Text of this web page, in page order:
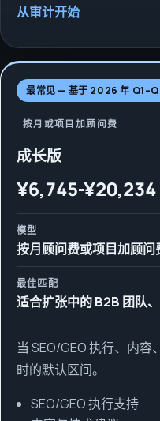
从审计开始
最常见 — 基于 2026 年
按月或项目加顾问费
成长版
¥6,745-¥20,234
模型
按月顾问费或项目加顾问
最佳匹配
适合扩张中的 B2B 团队
当 SEO/GEO 执行、内
时的默认区间。
SEO/GEO 执行支持